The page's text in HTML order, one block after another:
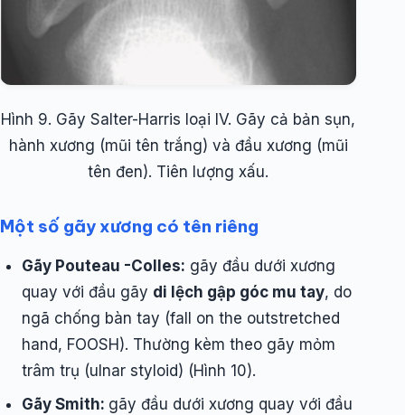
Hình 9. Gãy Salter-Harris loại IV. Gãy cả bản sụn,
hành xương (mũi tên trắng) và đầu xương (mũi
tên đen). Tiên lượng xấu.
Một số gãy xương có tên riêng
Gãy Pouteau -Colles: gãy đầu dưới xương
quay với đầu gãy di lệch gập góc mu tay, do
ngã chống bàn tay (fall on the outstretched
hand, FOOSH). Thường kèm theo gãy mỏm
trâm trụ (ulnar styloid) (Hình 10).
Gãy Smith: gãy đầu dưới xương quay với đầu